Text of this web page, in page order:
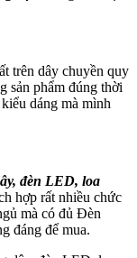
trên dây chuyền quy
sản phẩm đúng thời
dáng mà mình
đèn LED, loa
hợp rất nhiều chức
mà có đủ Đèn
đáng để mua.